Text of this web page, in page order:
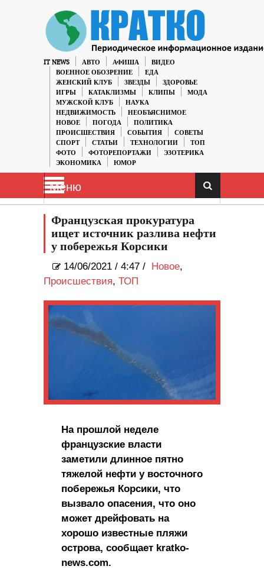
IT NEWS АВТО АФИША
ВИДЕО
ВОЕННОЕ ОБОЗРЕНИЕ
ЕДА
ЖЕНСКИЙ КЛУБ
ЗВЕЗДЫ
ЗДОРОВЬЕ
ИГРЫ
КАТАКЛИЗМЫ КЛИПЫ
МОДА
МУЖСКОЙ КЛУБ
НАУКА
НЕДВИЖИМОСТЬ
НЕОБЪЯСНИМОЕ
НОВОЕ
ПОГОДА
ПОЛИТИКА
ПРОИСШЕСТВИЯ
СОБЫТИЯ
СОВЕТЫ
СПОРТ
СТАТЬИ ТЕХНОЛОГИИ
ТОП
ФОТО
ФОТОРЕПОРТАЖИ
ЭЗОТЕРИКА
ЭКОНОМИКА
ЮМОР
Меню
Французская прокуратура
ищет источник разлива нефти
у побережья Корсики
14/06/2021 / 4:47 / Новое,
Происшествия, ТОП
На прошлой неделе
французские власти
заметили длинное пятно
тяжелой нефти у восточного
побережья Корсики, что
вызвало опасения, что оно
может дрейфовать на
хорошо известные пляжи
острова, сообщает kratko-
news.com.